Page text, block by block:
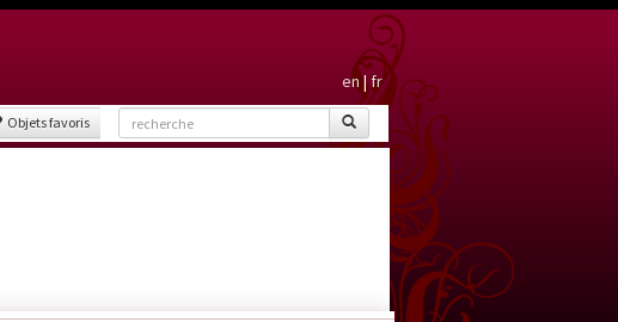
en|fr
Objets favoris